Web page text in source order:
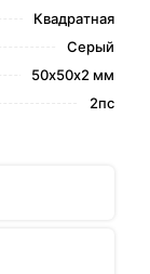
Квадратная
Серый
50х50х2 мм
2пс